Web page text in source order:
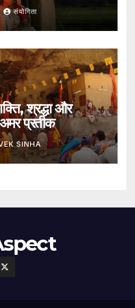
संयोगिता
श्रद्धा और
प्रतीक
SINHA